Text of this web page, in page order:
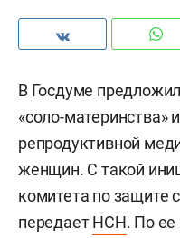
В Госдуме
«соло-материнства»
репродуктивной
женщин. С такой
комитета по защите
передаетНСН. По